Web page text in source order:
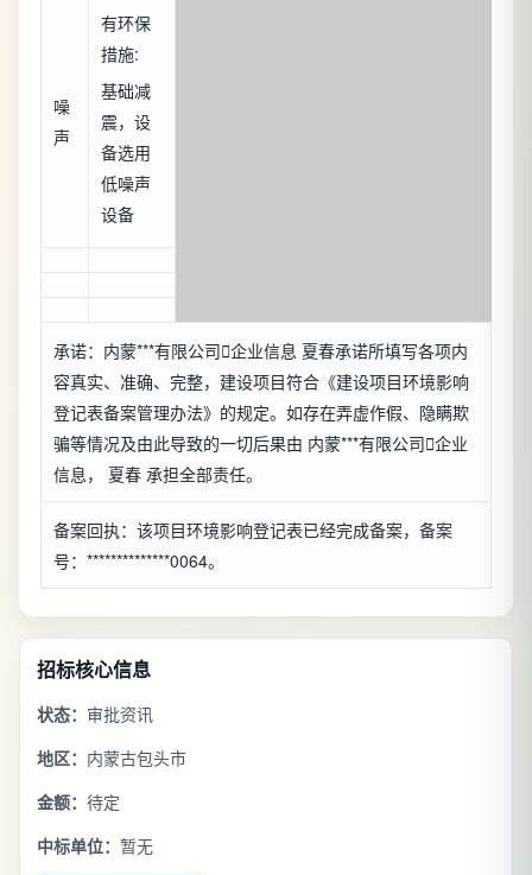
噪
声
有环保
措施:
基础减
震，设
备选用
低噪声
设备
承诺：内蒙***有限公司企业信息 夏春承诺所填写各项内
容真实、准确、完整，建设项目符合《建设项目环境影响
登记表备案管理办法》的规定。如存在弄虚作假、隐瞒欺
骗等情况及由此导致的一切后果由 内蒙***有限公司企业
信息， 夏春 承担全部责任。
备案回执：该项目环境影响登记表已经完成备案，备案
号：**************0064。
招标核心信息
状态： 审批资讯
地区： 内蒙古包头市
金额： 待定
中标单位： 暂无